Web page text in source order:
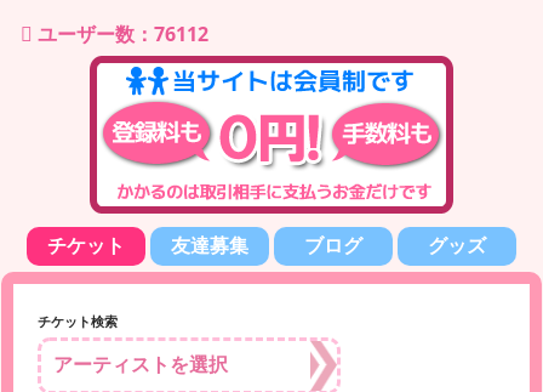
ユーザー数：76112
チケット 友達募集 ブログ グッズ
チケット検索